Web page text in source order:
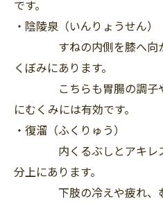
です。
・陰陵泉（いんりょうせん）
すねの内側を膝へ向か
くぼみにあります。
こちらも胃腸の調子や
にむくみには有効です。
・復溜（ふくりゅう）
内くるぶしとアキレス
分上にあります。
下肢の冷えや疲れ、む